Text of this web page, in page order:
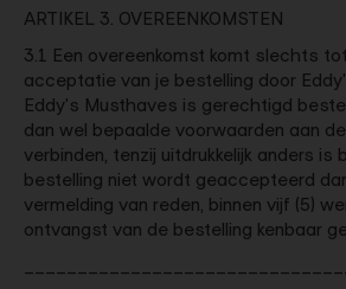
ARTIKEL 3. OVEREENKOMSTEN
3.1 Een overeenkomst komt slechts
acceptatie van je bestelling door
Eddy's Musthaves is gerechtigd
dan wel bepaalde voorwaarden aan
verbinden, tenzij uitdrukkelijk anders is
bestelling niet wordt geaccepteerd
vermelding van reden, binnen vijf (5)
ontvangst van de bestelling kenbaar